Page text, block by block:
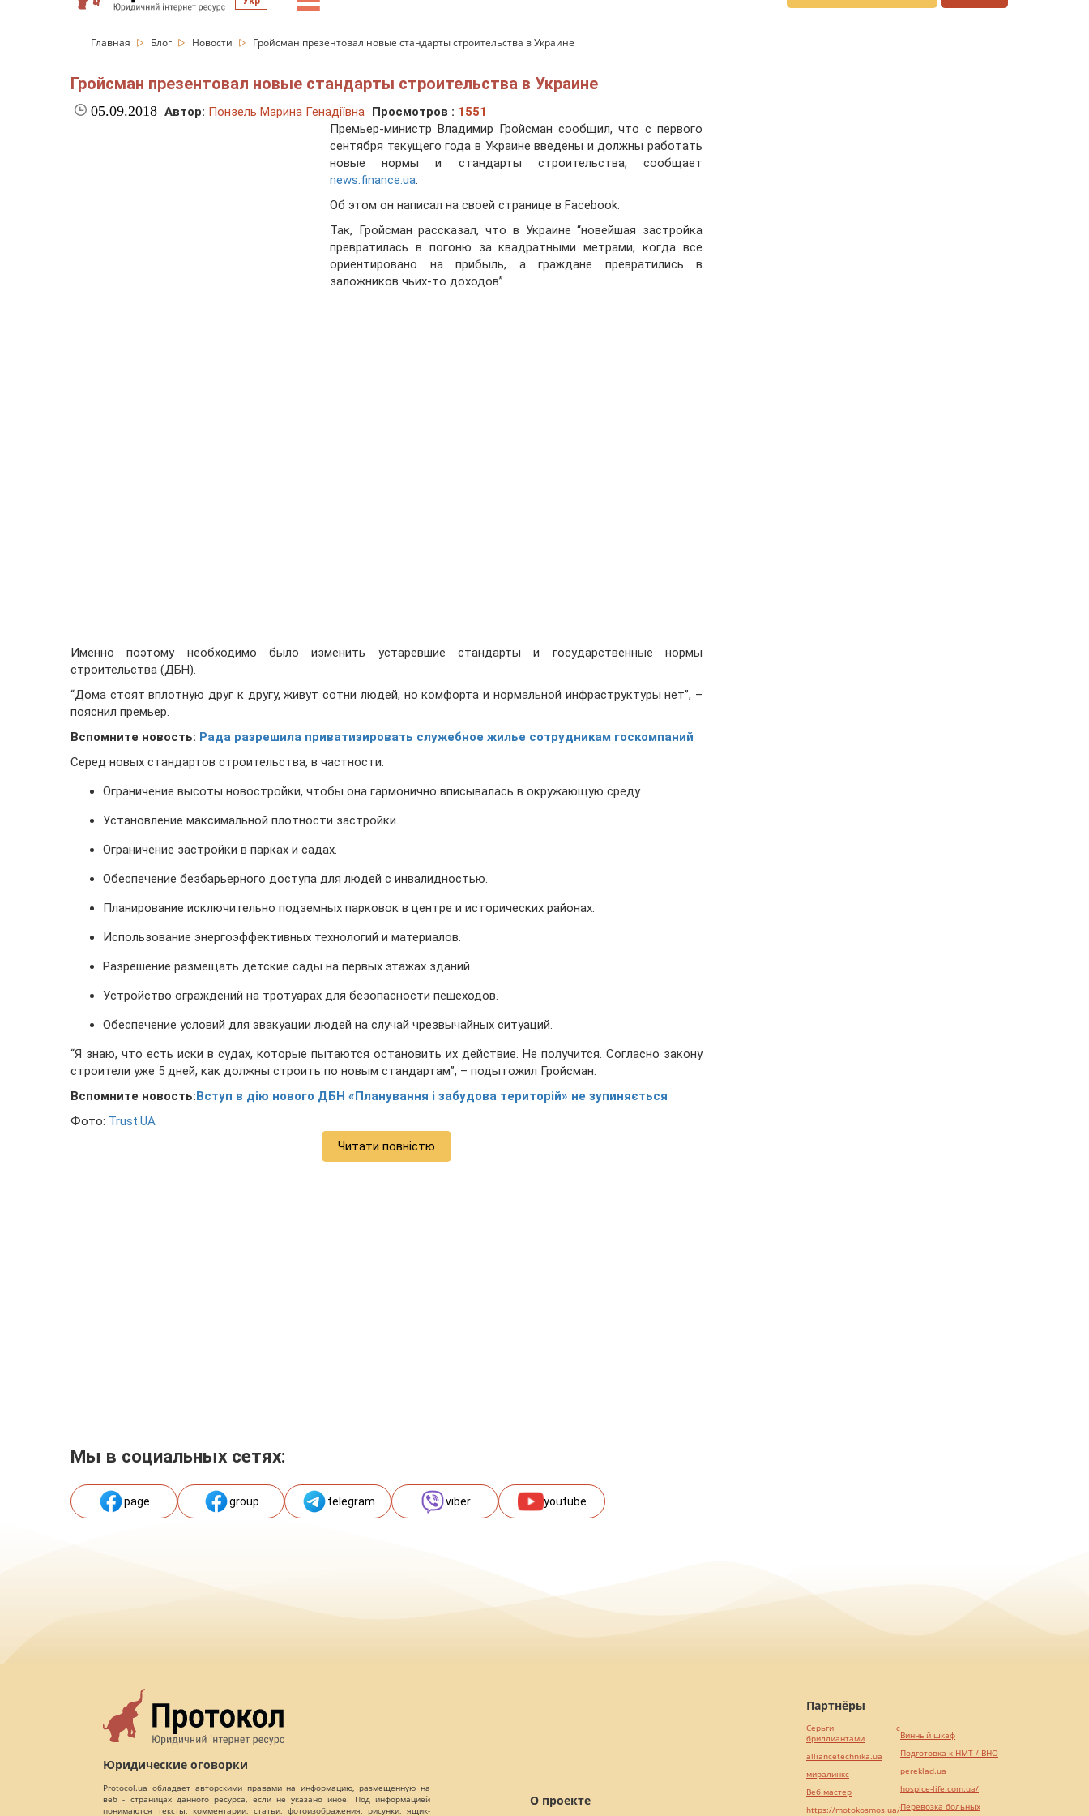
Главная Блог Новости Гройсман презентовал новые стандарты строительства в Украине
Гройсман презентовал новые стандарты строительства в Украине
05.09.2018 Автор: Понзель Марина Генадіївна Просмотров : 1551
Премьер-министр Владимир Гройсман сообщил, что с первого
сентября текущего года в Украине введены и должны работать
новые нормы и стандарты строительства, сообщает
news.finance.ua.
Об этом он написал на своей странице в Facebook.
Так, Гройсман рассказал, что в Украине “новейшая застройка
превратилась в погоню за квадратными метрами, когда все
ориентировано на прибыль, а граждане превратились в
заложников чьих-то доходов”.
Именно поэтому необходимо было изменить устаревшие стандарты и государственные нормы
строительства (ДБН).
“Дома стоят вплотную друг к другу, живут сотни людей, но комфорта и нормальной инфраструктуры нет”, –
пояснил премьер.
Вспомните новость: Рада разрешила приватизировать служебное жилье сотрудникам госкомпаний
Серед новых стандартов строительства, в частности:
Ограничение высоты новостройки, чтобы она гармонично вписывалась в окружающую среду.
Установление максимальной плотности застройки.
Ограничение застройки в парках и садах.
Обеспечение безбарьерного доступа для людей с инвалидностью.
Планирование исключительно подземных парковок в центре и исторических районах.
Использование энергоэффективных технологий и материалов.
Разрешение размещать детские сады на первых этажах зданий.
Устройство ограждений на тротуарах для безопасности пешеходов.
Обеспечение условий для эвакуации людей на случай чрезвычайных ситуаций.
“Я знаю, что есть иски в судах, которые пытаются остановить их действие. Не получится. Согласно закону
строители уже 5 дней, как должны строить по новым стандартам”, – подытожил Гройсман.
Вспомните новость: Вступ в дію нового ДБН «Планування і забудова територій» не зупиняється
Фото: Trust.UA
Читати повністю
Мы в социальных сетях:
page group telegram viber youtube
Юридические оговорки
Protocol.ua обладает авторскими правами на информацию, размещенную на
веб - страницах данного ресурса, если не указано иное. Под информацией
понимаются тексты, комментарии, статьи, фотоизображения, рисунки, ящик-
О проекте
Партнёры
Серьги с
бриллиантами
alliancetechnika.ua
миралинкс
Веб мастер
https://motokosmos.ua/
Винный шкаф
Подготовка к НМТ / ВНО
pereklad.ua
hospice-life.com.ua/
Перевозка больных